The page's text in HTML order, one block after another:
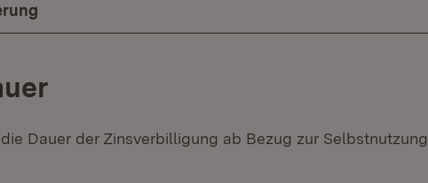
Dauer der Zinsverbilligung ab Bezug zur Selbstnutzung